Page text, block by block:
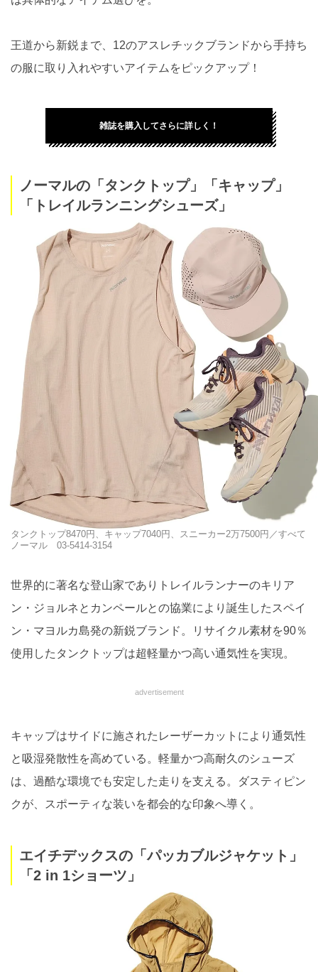
王道から新鋭まで、12のアスレチックブランドから手持ち
の服に取り入れやすいアイテムをピックアップ！
雑誌を購入してさらに詳しく！
ノーマルの「タンクトップ」「キャップ」
「トレイルランニングシューズ」
タンクトップ8470円、キャップ7040円、スニーカー2万7500円／すべて
ノーマル 03-5414-3154
世界的に著名な登山家でありトレイルランナーのキリア
ン・ジョルネとカンペールとの協業により誕生したスペイ
ン・マヨルカ島発の新鋭ブランド。リサイクル素材を90％
使用したタンクトップは超軽量かつ高い通気性を実現。
advertisement
キャップはサイドに施されたレーザーカットにより通気性
と吸湿発散性を高めている。軽量かつ高耐久のシューズ
は、過酷な環境でも安定した走りを支える。ダスティピン
クが、スポーティな装いを都会的な印象へ導く。
エイチデックスの「パッカブルジャケット」
「2 in 1ショーツ」